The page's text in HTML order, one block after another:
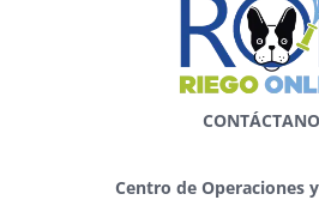
Centro de Operaciones